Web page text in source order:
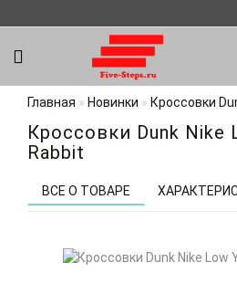
Главная Новинки Кроссовки
Кроссовки Dunk Nike
Rabbit
ВСЕ О ТОВАРЕ